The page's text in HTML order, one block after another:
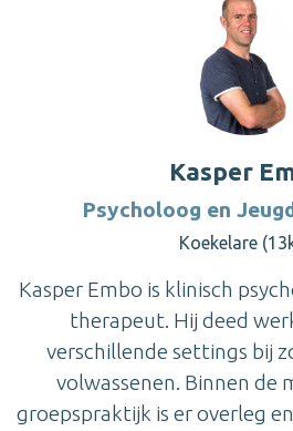
Kasper
Psycholoog en
Koekelare
Kasper Embo is klinisch
therapeut. Hij deed
verschillende settings bij
volwassenen. Binnen de
groepspraktijk is er overleg